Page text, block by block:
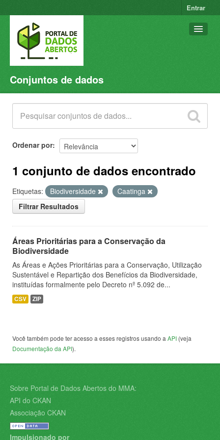
Entrar
Conjuntos de dados
Organizações
Grupos
Sobre
Conjuntos de dados
Ordenar por
1 conjunto de dados encontrado
Etiquetas: Biodiversidade
Caatinga
Filtrar Resultados
Áreas Prioritárias para a Conservação da
Biodiversidade
As Áreas e Ações Prioritárias para a Conservação, Utilização
Sustentável e Repartição dos Benefícios da Biodiversidade,
instituídas formalmente pelo Decreto nº 5.092 de...
CSV ZIP
Você também pode ter acesso a esses registros usando a API (veja
Documentação da API).
Sobre Portal de Dados Abertos do MMA:
API do CKAN
Associação CKAN
Impulsionado por